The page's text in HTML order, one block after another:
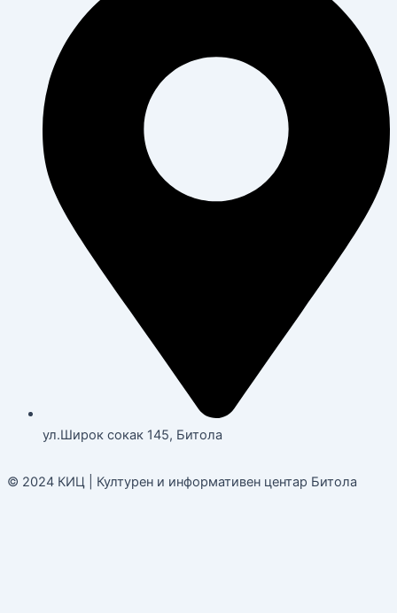
ул.Широк сокак 145, Битола
© 2024 КИЦ | Културен и информативен центар Битола